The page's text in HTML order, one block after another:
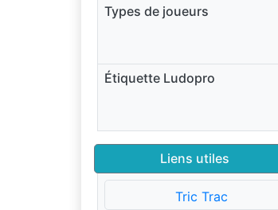
Types de joueurs
Étiquette Ludopro
Liens utiles
Tric Trac